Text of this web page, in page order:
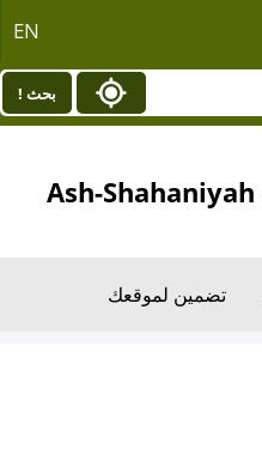
EN
بحث !
تضمين لموقعك